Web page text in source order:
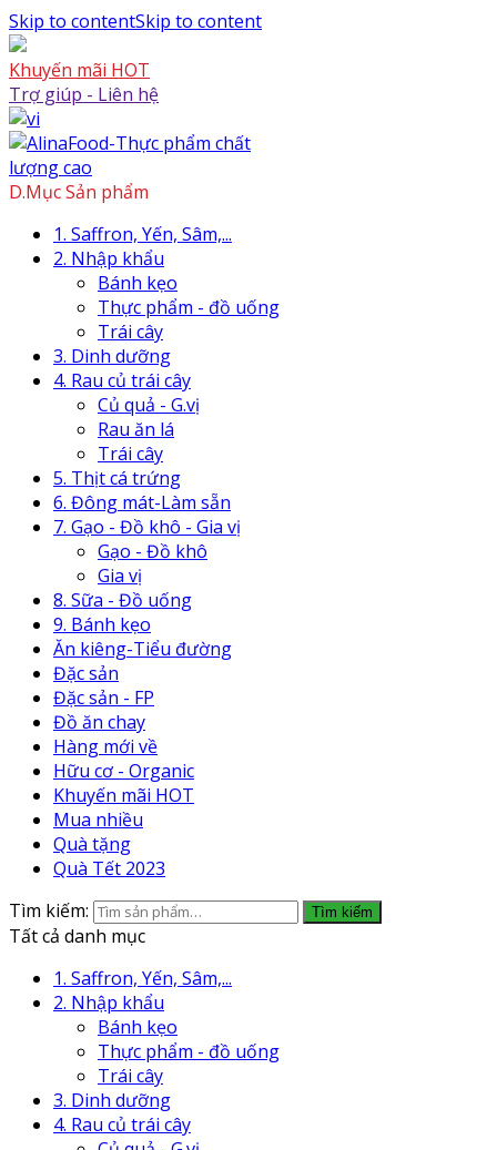
Skip to contentSkip to content
Khuyến mãi HOT
Trợ giúp - Liên hệ
D.Mục Sản phẩm
1. Saffron, Yến, Sâm,...
2. Nhập khẩu
Bánh kẹo
Thực phẩm - đồ uống
Trái cây
3. Dinh dưỡng
4. Rau củ trái cây
Củ quả - G.vị
Rau ăn lá
Trái cây
5. Thịt cá trứng
6. Đông mát-Làm sẵn
7. Gạo - Đồ khô - Gia vị
Gạo - Đồ khô
Gia vị
8. Sữa - Đồ uống
9. Bánh kẹo
Ăn kiêng-Tiểu đường
Đặc sản
Đặc sản - FP
Đồ ăn chay
Hàng mới về
Hữu cơ - Organic
Khuyến mãi HOT
Mua nhiều
Quà tặng
Quà Tết 2023
Tìm kiếm:
Tìm kiếm
Tất cả danh mục
1. Saffron, Yến, Sâm,...
2. Nhập khẩu
Bánh kẹo
Thực phẩm - đồ uống
Trái cây
3. Dinh dưỡng
4. Rau củ trái cây